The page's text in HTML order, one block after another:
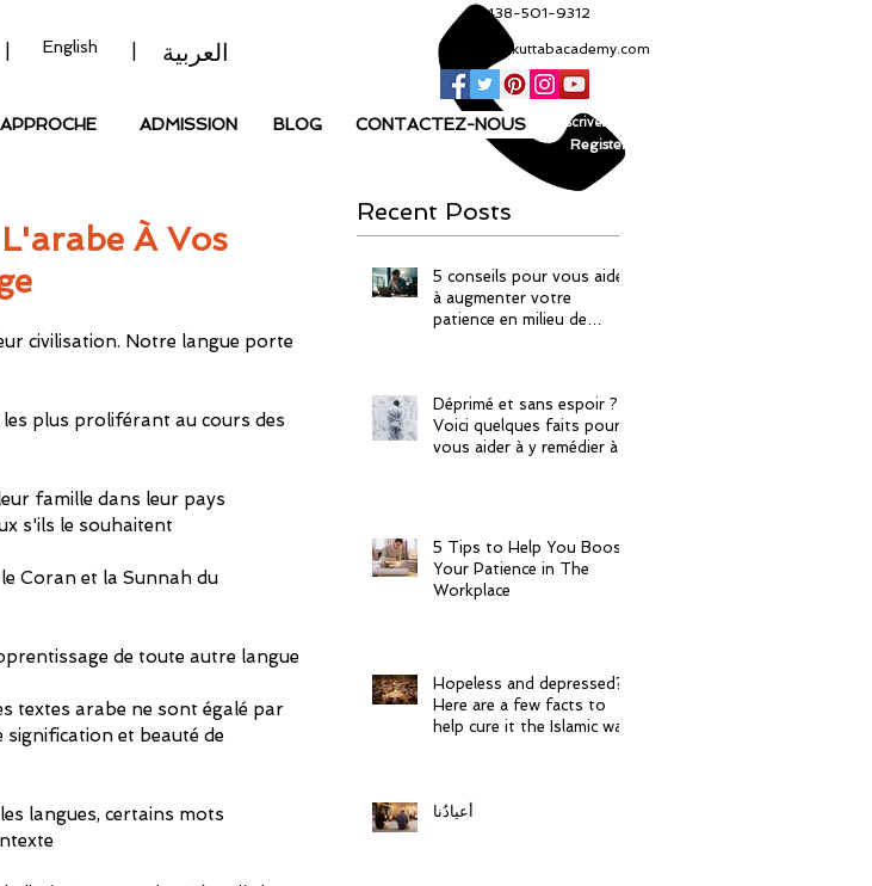
+1 438-501-9312
info@kuttabacademy.com
English العربية
ADMISSION BLOG CONTACTEZ-NOUS
Register!
Inscrivez-vous!
À Vos
civilisation. Notre langue porte
plus proliférant au cours des
famille dans leur pays
s'ils le souhaitent
Coran et la Sunnah du
de toute autre langue
textes arabe ne sont égalé par
signification et beauté de
langues, certains mots
Recent Posts
5 conseils pour vous aider
à augmenter votre
patience en milieu de
Déprimé et sans espoir ?
Voici quelques faits pour
vous aider à y remédier à
5 Tips to Help You Boost
Your Patience in The
Workplace
Hopeless and depressed?
Here are a few facts to
help cure it the Islamic way
أعيادُنا